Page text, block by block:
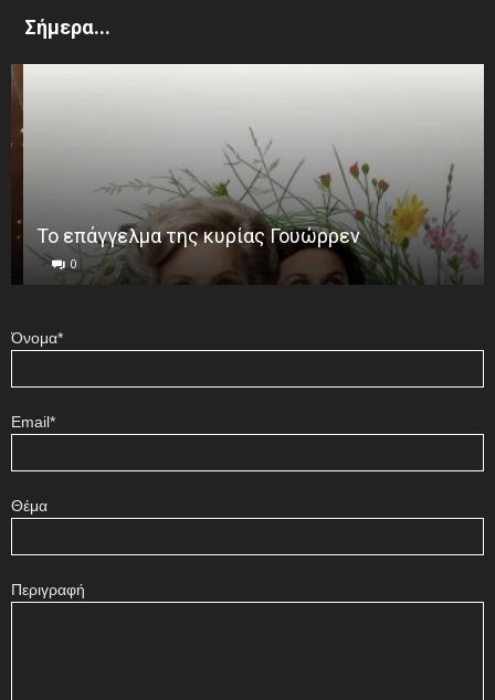
Σήμερα...
Το επάγγελμα της κυρίας Γουώρρεν
0
Όνομα*
Email*
Θέμα
Περιγραφή